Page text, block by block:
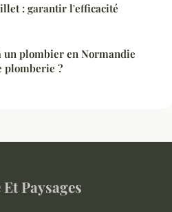
: garantir l'efficacité
un plombier en Normandie
plomberie ?
Et Paysages